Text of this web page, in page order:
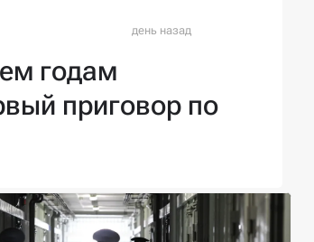
годам
приговор по